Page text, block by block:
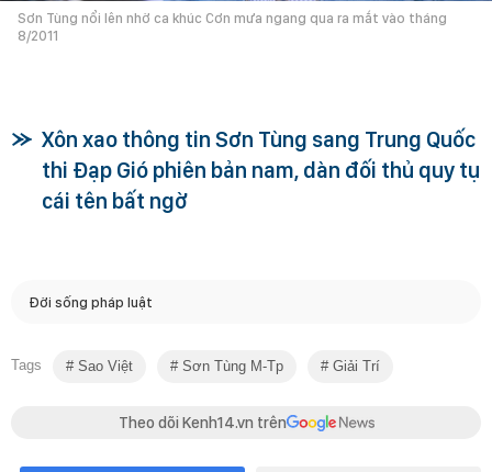
Sơn Tùng nổi lên nhờ ca khúc Cơn mưa ngang qua ra mắt vào tháng
8/2011
Xôn xao thông tin Sơn Tùng sang Trung Quốc
thi Đạp Gió phiên bản nam, dàn đối thủ quy tụ
cái tên bất ngờ
Đời sống pháp luật
Tags Sao Việt Sơn Tùng M-Tp Giải Trí
Theo dõi Kenh14.vn trên